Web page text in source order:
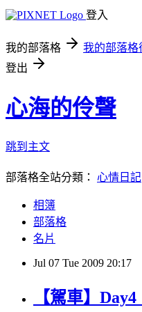
登入
我的部落格 我的部落格
登出
心海的伶聲
跳到主文
部落格全站分類： 心情日記
相簿
部落格
名片
Jul 07 Tue 2009 20:17
【駕車】